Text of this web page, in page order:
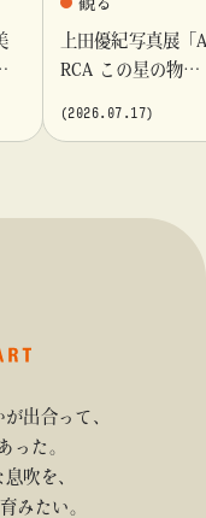
上田優紀写真展「
RCA この星の物
(2026.07.17)
出合って、
った。
吹を、
みたい。